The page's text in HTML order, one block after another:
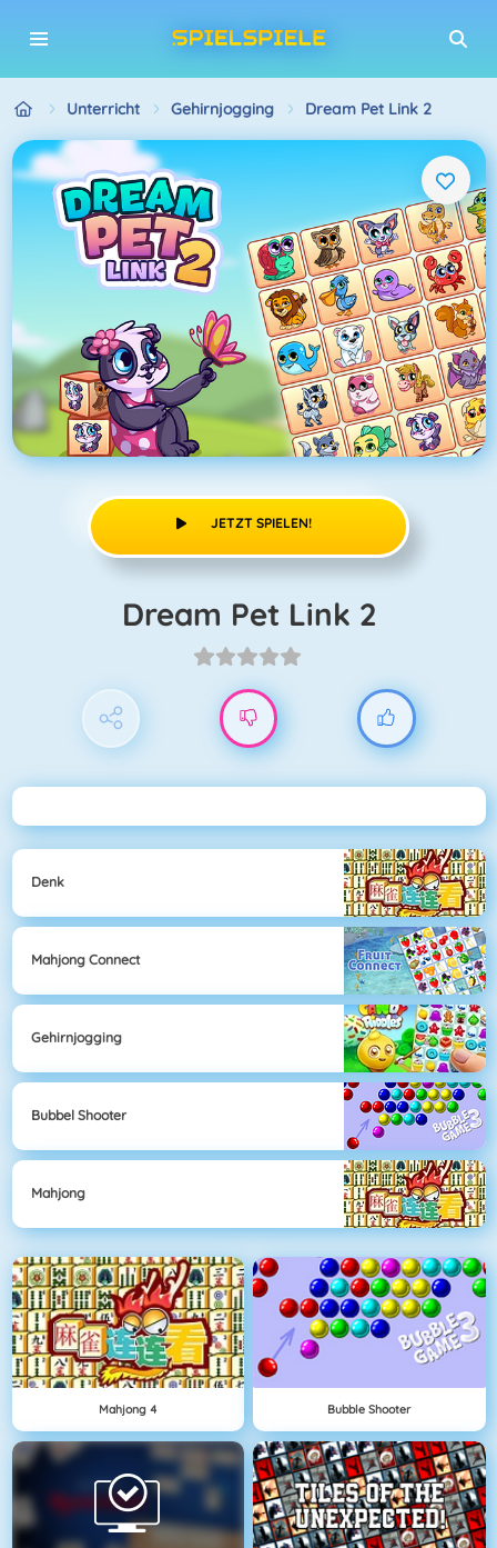
Unterricht Gehirnjogging Dream Pet Link 2
JETZT SPIELEN!
Dream Pet Link 2
Denk
Mahjong Connect
Gehirnjogging
Bubbel Shooter
Mahjong
Mahjong 4 Bubble Shooter